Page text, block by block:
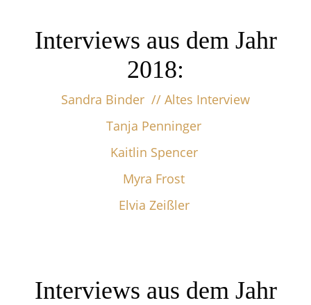
Interviews aus dem Jahr
2018:
Sandra Binder // Altes Interview
Tanja Penninger
Kaitlin Spencer
Myra Frost
Elvia Zeißler
Interviews aus dem Jahr